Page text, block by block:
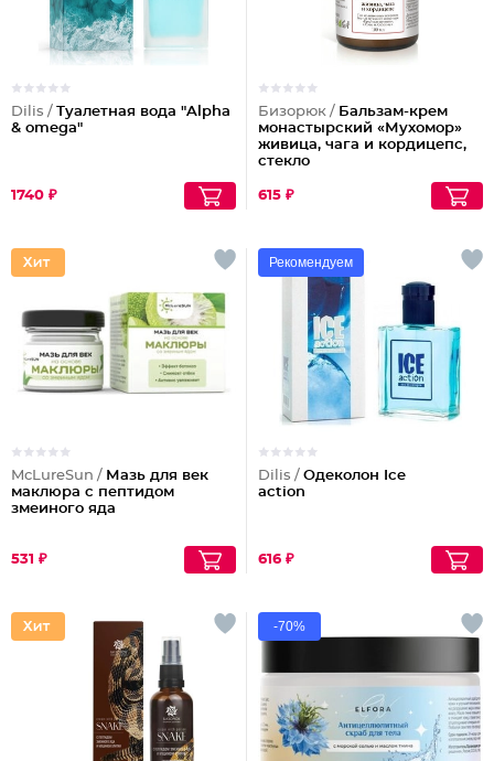
Dilis / Туалетная вода "Alpha
& omega"
1740 ₽
Бизорюк / Бальзам-крем
монастырский «Мухомор»
живица, чага и кордицепс,
стекло
615 ₽
McLureSun / Мазь для век
маклюра с пептидом
змеиного яда
531 ₽
Рекомендуем
Dilis / Одеколон Ice
action
616 ₽
-70%